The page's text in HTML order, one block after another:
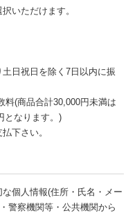
いただけます。
日祝日を除く7日以内に振
料(商品合計30,000円未満は
となります。)
下さい。
個人情報(住所・氏名・メー
警察機関等・公共機関から